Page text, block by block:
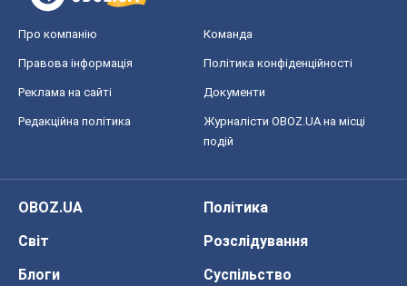
Про компанію Команда
Правова інформація Політика конфіденційності
Реклама на сайті Документи
Редакційна політика
Журналісти OBOZ.UA на місці
подій
OBOZ.UA
Політика
Світ
Розслідування
Блоги
Суспільство